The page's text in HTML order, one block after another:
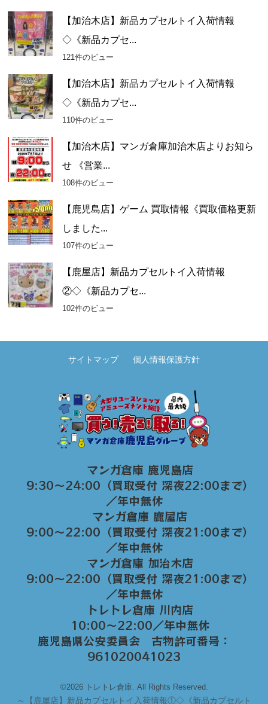
【加治木店】新品カプセルトイ入荷情報
◇《新品カプセ...
121件のビュー
【加治木店】新品カプセルトイ入荷情報
◇《新品カプセ...
110件のビュー
【加治木店】マンガ倉庫加治木店よりお知ら
せ 《営業...
108件のビュー
【鹿児島店】ゲーム 買取情報《買取価格更新
しました...
107件のビュー
【鹿屋店】新品カプセルトイ入荷情報
②◇《新品カプセ...
102件のビュー
サイトマップ 個人情報保護方針
マンガ倉庫 鹿児島店
9:30～24:00（買取受付 深夜22:00まで）
／年中無休
マンガ倉庫 鹿屋店
9:00～22:00（買取受付 深夜21:00まで）
／年中無休
マンガ倉庫 加治木店
9:00〜22:00（買取受付 深夜21:00まで）
／年中無休
トレトレ倉庫 川内店
10:00〜22:00／年中無休
鹿児島県公安委員会 古物許可番号：
961020041023
©2026 トレトレ倉庫. All Rights Reserved.
～
【鹿屋店】新品カプセルトイ入荷情報①◇《新品カプセルト